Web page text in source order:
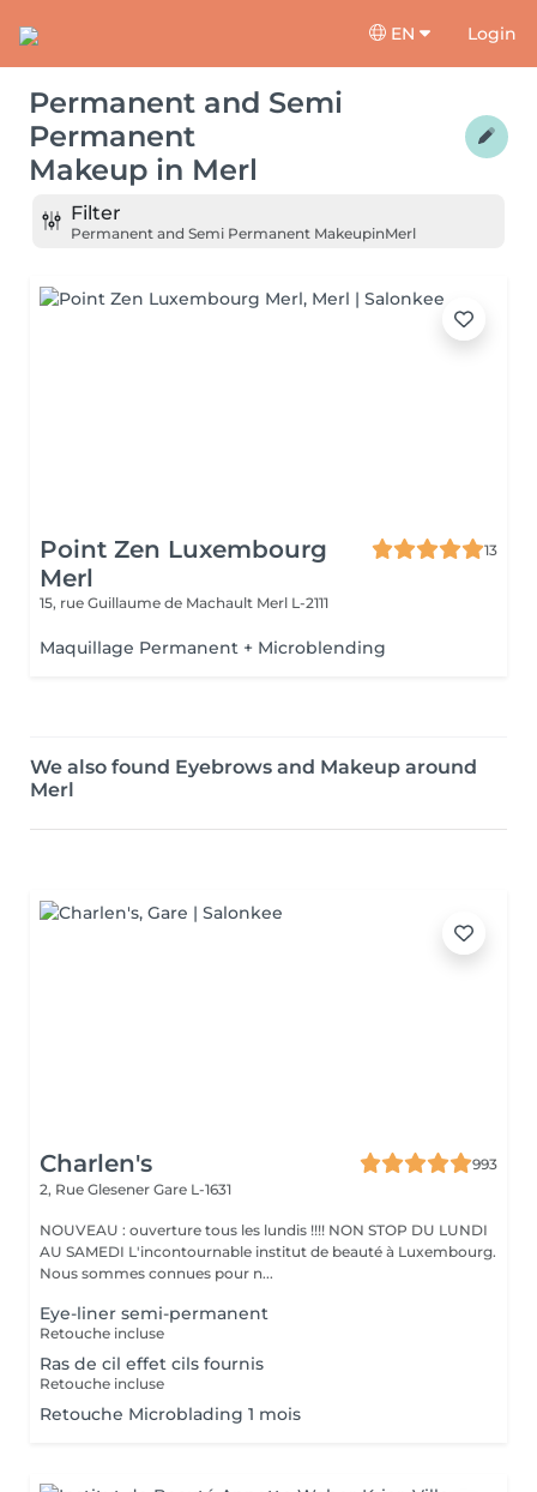
EN Login
Permanent and Semi
Permanent
Makeup in Merl
Filter
Permanent and Semi Permanent MakeupinMerl
Point Zen Luxembourg
Merl
13
15, rue Guillaume de Machault Merl L-2111
Maquillage Permanent + Microblending
We also found Eyebrows and Makeup around
Merl
Charlen's
993
2, Rue Glesener Gare L-1631
NOUVEAU : ouverture tous les lundis !!!! NON STOP DU LUNDI
AU SAMEDI L'incontournable institut de beauté à Luxembourg.
Nous sommes connues pour n...
Eye-liner semi-permanent
Retouche incluse
Ras de cil effet cils fournis
Retouche incluse
Retouche Microblading 1 mois